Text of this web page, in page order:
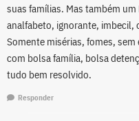
suas famílias. Mas também
analfabeto, ignorante, imbecil,
Somente misérias, fomes,
com bolsa família, bolsa
tudo bem resolvido.
Responder